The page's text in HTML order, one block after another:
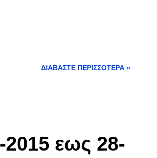
ΔΙΑΒΆΣΤΕ ΠΕΡΙΣΣΌΤΕΡΑ »
εως 28-